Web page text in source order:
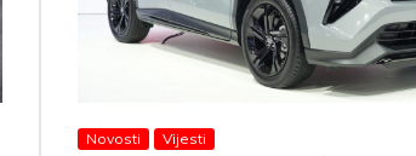
Novosti Vijesti